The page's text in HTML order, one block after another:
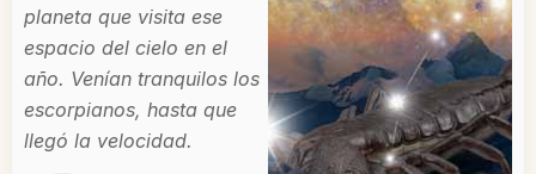
planeta que visita ese
espacio del cielo en el
año. Venían tranquilos los
escorpianos, hasta que
llegó la velocidad.